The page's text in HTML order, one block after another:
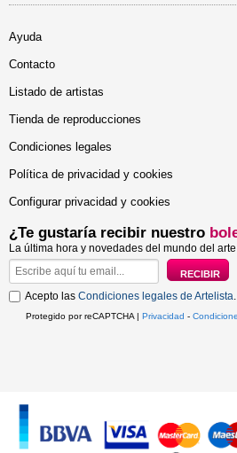
Ayuda
Contacto
Listado de artistas
Tienda de reproducciones
Condiciones legales
Política de privacidad y cookies
Configurar privacidad y cookies
¿Te gustaría recibir nuestro
La última hora y novedades del mundo del
Acepto las Condiciones legales de Artelista.
Protegido por reCAPTCHA | Privacidad -